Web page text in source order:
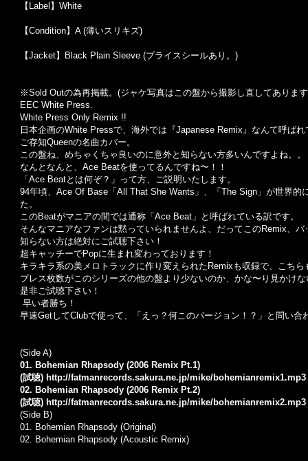
【Label】White
【Condition】A (薄いスリキズ)
【Jacket】Black Plain Sleeve (プライスシールあり。)
※Sold Outの為再掲載。 (ジャケ写真はこの盤から撮影し直してありま
EEC White Press.
White Press Only Remix !!
日本企画のWhite Pressで、海外では『Japanese Remix』なんて呼ば
ご存知Queenの名曲カバー。
この盤ね、めちゃくちゃ良いのに意外と知らない方多いんですよね。。
なんとなんと、Ace Beatを使ってるんですね〜！！
「Ace Beatとは何ぞ？」って方、ご説明いたします。
94年頃、Ace Of Base「All That She Wants」、「The Sign」が世界
た。
このBeatがマニアの間では通称「Ace Beat」と呼ばれている訳です。
そんなマニアなファンは黙っていられませんよ、だってこのRemix、
知らない方は絶対にご試聴下さい！
超キャッチーでPopに生まれ変わっております！
キラキラ系の美メロトラックに作り変えられたRemixも収録で、こちら
プレス枚数がこのシリーズの他の盤より少ないのか、かな〜り見かけ
是非ご試聴下さい！
早い者勝ち！
早速GetしてClubで使って、「えっ？何このバージョン！？」と問い合
(Side A)
01. Bohemian Rhapsody (2006 Remix Pt.1)
(試聴) http://fatmanrecords.sakura.ne.jp/mike/bohemianremix1.mp3
02. Bohemian Rhapsody (2006 Remix Pt.2)
(試聴) http://fatmanrecords.sakura.ne.jp/mike/bohemianremix2.mp3
(Side B)
01. Bohemian Rhapsody (Original)
02. Bohemian Rhapsody (Acoustic Remix)